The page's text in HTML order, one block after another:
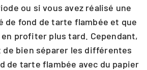
ou si vous avez réalisé une
de fond de tarte flambée et que
profiter plus tard. Cependant,
bien séparer les différentes
de tarte flambée avec du papier